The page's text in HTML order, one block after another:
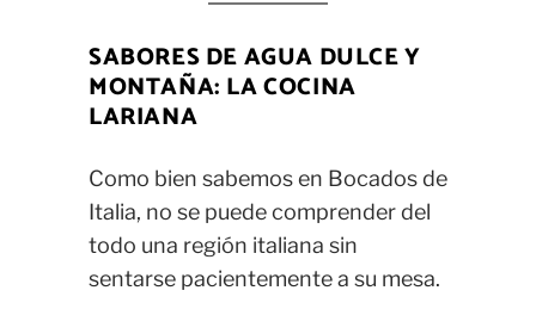
SABORES DE AGUA DULCE Y
MONTAÑA: LA COCINA
LARIANA
Como bien sabemos en Bocados de
Italia, no se puede comprender del
todo una región italiana sin
sentarse pacientemente a su mesa.